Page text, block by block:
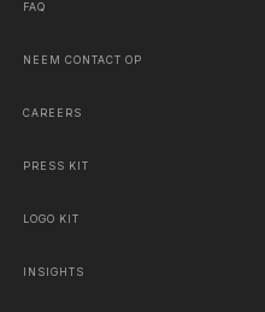
FAQ
NEEM CONTACT OP
CAREERS
PRESS KIT
LOGO KIT
INSIGHTS